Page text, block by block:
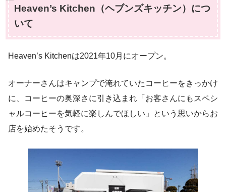
Heaven’s Kitchen（ヘブンズキッチン）につ
いて
Heaven’s Kitchenは2021年10月にオープン。
オーナーさんはキャンプで淹れていたコーヒーをきっかけ
に、コーヒーの奥深さに引き込まれ「お客さんにもスペシ
ャルコーヒーを気軽に楽しんでほしい」という思いからお
店を始めたそうです。